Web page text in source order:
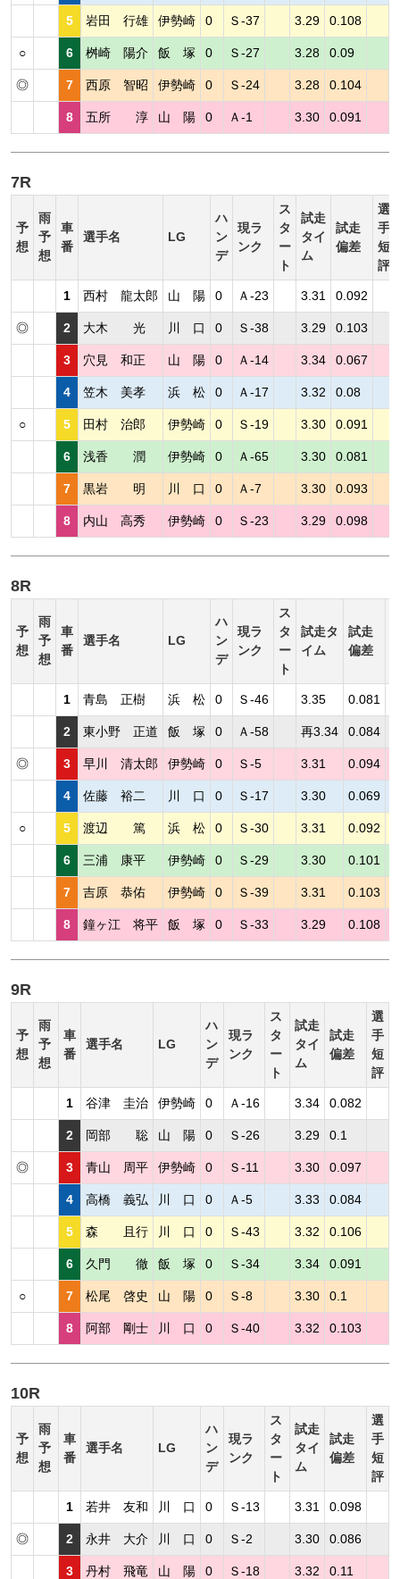
5 岩田 行雄 伊勢崎 0 Ｓ-37 3.29 0.108
○ 6 桝崎 陽介 飯 塚 0 Ｓ-27 3.28 0.09
◎ 7 西原 智昭 伊勢崎 0 Ｓ-24 3.28 0.104
8 五所 淳 山 陽 0 Ａ-1 3.30 0.091
7R
予
想
雨
予
想
車
番
選手名 LG
ハ
ン
デ
現ラ
ンク
ス
タ
ー
ト
試走
タイ
ム
試走
偏差
選
手
短
評
1 西村 龍太郎 山 陽 0 Ａ-23 3.31 0.092
◎ 2 大木 光 川 口 0 Ｓ-38 3.29 0.103
3 穴見 和正 山 陽 0 Ａ-14 3.34 0.067
4 笠木 美孝 浜 松 0 Ａ-17 3.32 0.08
○ 5 田村 治郎 伊勢崎 0 Ｓ-19 3.30 0.091
6 浅香 潤 伊勢崎 0 Ａ-65 3.30 0.081
7 黒岩 明 川 口 0 Ａ-7 3.30 0.093
8 内山 高秀 伊勢崎 0 Ｓ-23 3.29 0.098
8R
予
想
雨
予
想
車
番
選手名 LG
ハ
ン
デ
現ラ
ンク
ス
タ
ー
ト
試走タ
イム
試走
偏差
1 青島 正樹 浜 松 0 Ｓ-46 3.35 0.081
2 東小野 正道 飯 塚 0 Ａ-58 再3.34 0.084
◎ 3 早川 清太郎 伊勢崎 0 Ｓ-5 3.31 0.094
4 佐藤 裕二 川 口 0 Ｓ-17 3.30 0.069
○ 5 渡辺 篤 浜 松 0 Ｓ-30 3.31 0.092
6 三浦 康平 伊勢崎 0 Ｓ-29 3.30 0.101
7 吉原 恭佑 伊勢崎 0 Ｓ-39 3.31 0.103
8 鐘ヶ江 将平 飯 塚 0 Ｓ-33 3.29 0.108
9R
予
想
雨
予
想
車
番
選手名 LG
ハ
ン
デ
現ラ
ンク
ス
タ
ー
ト
試走
タイ
ム
試走
偏差
選
手
短
評
1 谷津 圭治 伊勢崎 0 Ａ-16 3.34 0.082
2 岡部 聡 山 陽 0 Ｓ-26 3.29 0.1
◎ 3 青山 周平 伊勢崎 0 Ｓ-11 3.30 0.097
4 高橋 義弘 川 口 0 Ａ-5 3.33 0.084
5 森 且行 川 口 0 Ｓ-43 3.32 0.106
6 久門 徹 飯 塚 0 Ｓ-34 3.34 0.091
○ 7 松尾 啓史 山 陽 0 Ｓ-8 3.30 0.1
8 阿部 剛士 川 口 0 Ｓ-40 3.32 0.103
10R
予
想
雨
予
想
車
番
選手名 LG
ハ
ン
デ
現ラ
ンク
ス
タ
ー
ト
試走
タイ
ム
試走
偏差
選
手
短
評
1 若井 友和 川 口 0 Ｓ-13 3.31 0.098
◎ 2 永井 大介 川 口 0 Ｓ-2 3.30 0.086
3 丹村 飛竜 山 陽 0 Ｓ-18 3.32 0.11